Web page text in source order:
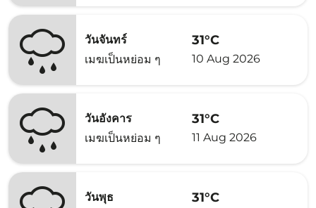
วันจันทร์
เมฆเป็นหย่อม ๆ
31°C
10 Aug 2026
วันอังคาร
เมฆเป็นหย่อม ๆ
31°C
11 Aug 2026
วันพุธ
31°C